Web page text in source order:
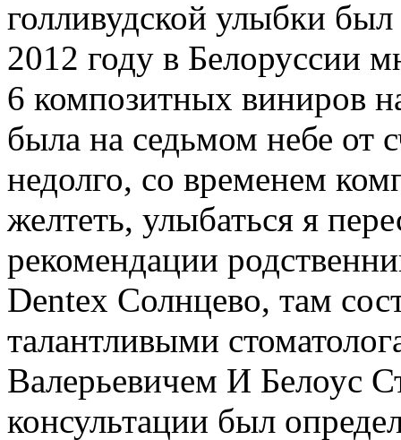
голливудской улыбки
2012 году в Белоруссии
6 композитных виниров
была на седьмом небе от
недолго, со временем
желтеть, улыбаться я
рекомендации
Dentex Солнцево, там
талантливыми
Валерьевичем И Белоус
консультации был